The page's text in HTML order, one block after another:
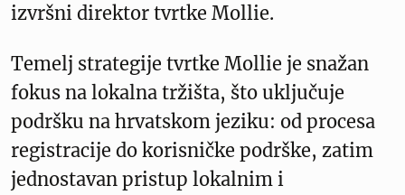
izvršni direktor tvrtke Mollie.
Temelj strategije tvrtke Mollie je snažan
fokus na lokalna tržišta, što uključuje
podršku na hrvatskom jeziku: od procesa
registracije do korisničke podrške, zatim
jednostavan pristup lokalnim i